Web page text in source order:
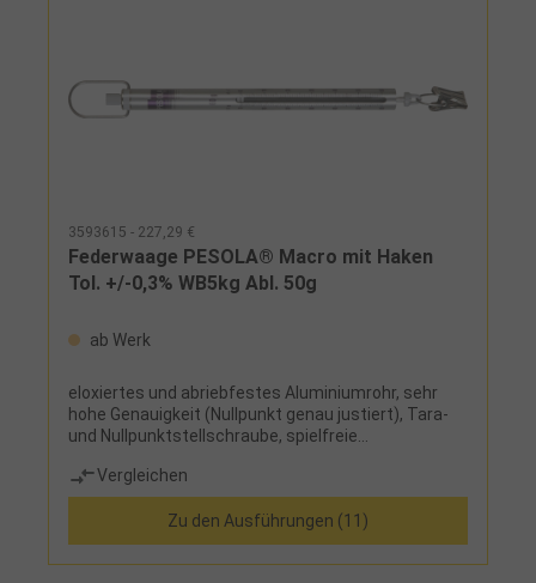
3593615 - 227,29 €
Federwaage PESOLA® Macro mit Haken
Tol. +/-0,3% WB5kg Abl. 50g
ab Werk
eloxiertes und abriebfestes Aluminiumrohr, sehr
hohe Genauigkeit (Nullpunkt genau justiert), Tara-
und Nullpunktstellschraube, spielfreie
ermüdungsfreie Feder, obere und untere
Aufhängung um 360°
drehbarLieferumfang:Federwaage und Etui
Vergleichen
Zu den Ausführungen (11)